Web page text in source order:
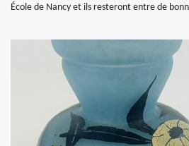
École de Nancy et ils resteront entre de